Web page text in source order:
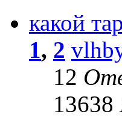
какой
1, 2
12
13638